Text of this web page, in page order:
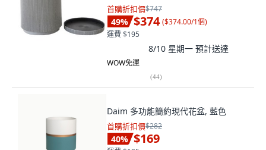
首購折扣價$747
49% $374 ($374.00/1個)
運費 $195
8/10 星期一 預計送達
WOW免運
(44)
Daim 多功能簡約現代花盆, 藍色
首購折扣價$282
40% $169